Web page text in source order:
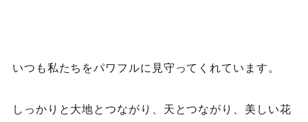
いつも私たちをパワフルに見守ってくれています。
しっかりと大地とつながり、天とつながり、美しい花